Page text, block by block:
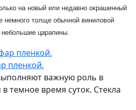
на новый или недавно окрашенный
немного толще обычной виниловой
царапины.
пленкой.
важную роль в
темное время суток. Стекла